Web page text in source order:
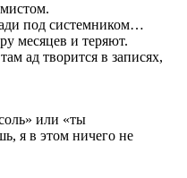
под системником…
месяцев и теряют.
ад творится в записях,
или «ты
я в этом ничего не